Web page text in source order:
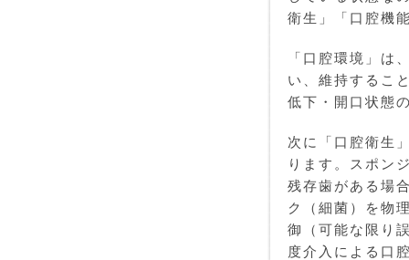
衛生」「口腔機
「口腔環境」は
い、維持するこ
低下・開口状態
次に「口腔衛生
ります。スポン
残存歯がある場
ク（細菌）を物
御（可能な限り
度介入による口